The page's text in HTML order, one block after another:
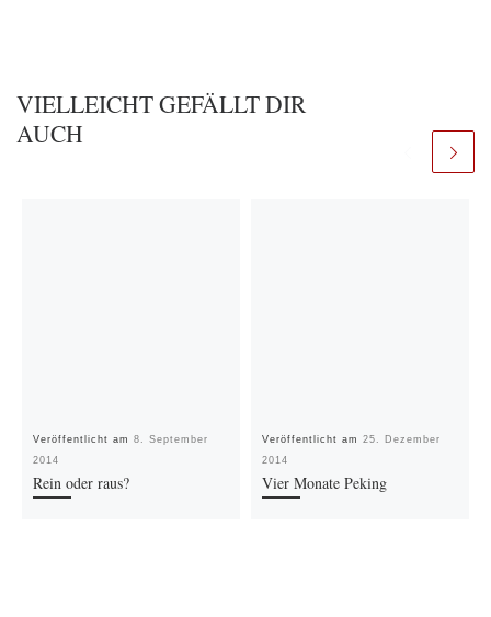
VIELLEICHT GEFÄLLT DIR
AUCH
Veröffentlicht am8. September
2014
Rein oder raus?
Veröffentlicht am25. Dezember
2014
Vier Monate Peking